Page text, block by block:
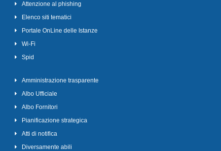
Attenzione al phishing
Elenco siti tematici
Portale OnLine delle Istanze
Wi-Fi
Spid
Amministrazione trasparente
Albo Ufficiale
Albo Fornitori
Pianificazione strategica
Atti di notifica
Diversamente abili